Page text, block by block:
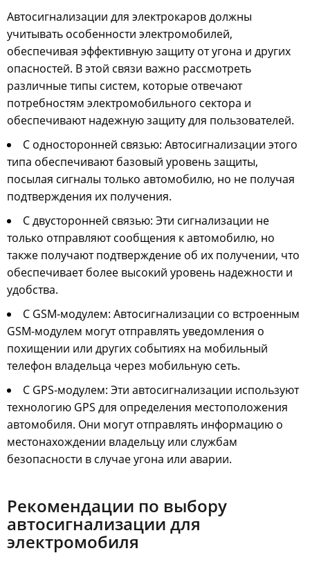
Автосигнализации для электрокаров должны
учитывать особенности электромобилей,
обеспечивая эффективную защиту от угона и других
опасностей. В этой связи важно рассмотреть
различные типы систем, которые отвечают
потребностям электромобильного сектора и
обеспечивают надежную защиту для пользователей.
С односторонней связью: Автосигнализации этого
типа обеспечивают базовый уровень защиты,
посылая сигналы только автомобилю, но не получая
подтверждения их получения.
С двусторонней связью: Эти сигнализации не
только отправляют сообщения к автомобилю, но
также получают подтверждение об их получении, что
обеспечивает более высокий уровень надежности и
удобства.
С GSM-модулем: Автосигнализации со встроенным
GSM-модулем могут отправлять уведомления о
похищении или других событиях на мобильный
телефон владельца через мобильную сеть.
С GPS-модулем: Эти автосигнализации используют
технологию GPS для определения местоположения
автомобиля. Они могут отправлять информацию о
местонахождении владельцу или службам
безопасности в случае угона или аварии.
Рекомендации по выбору
автосигнализации для
электромобиля